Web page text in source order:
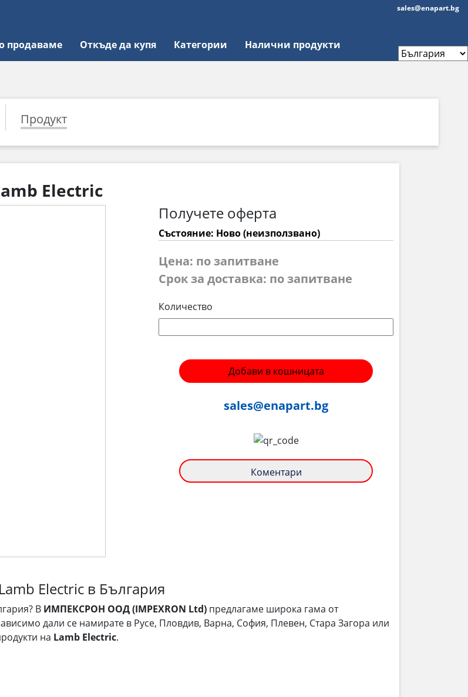
продаваме Откъде да купя Категории Налични продукти
sales@enapart.bg
Продукт
Electric
Получете оферта
Състояние: Ново (неизползвано)
Цена: по запитване
Срок за доставка: по запитване
Количество
Добави в кошницата
sales@enapart.bg
Коментари
Electric в България
В ИМПЕКСРОН ООД (IMPEXRON Ltd) предлагаме широка гама от
дали се намирате в Русе, Пловдив, Варна, София, Плевен, Стара Загора или
на Lamb Electric.